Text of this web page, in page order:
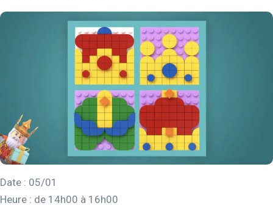
Date : 05/01
Heure : de 14h00 à 16h00